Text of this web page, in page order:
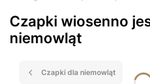
Czapki wiosenno
niemowląt
Czapki dla niemowląt